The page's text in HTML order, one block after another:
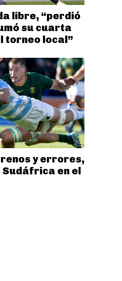
libre, “perdió
su cuarta
torneo local”
y errores,
en el